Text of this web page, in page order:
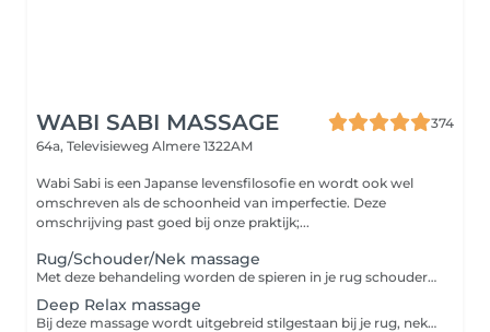
WABI SABI MASSAGE
374
64a, Televisieweg Almere 1322AM
Wabi Sabi is een Japanse levensfilosofie en wordt ook wel
omschreven als de schoonheid van imperfectie. Deze
omschrijving past goed bij onze praktijk;...
Rug/Schouder/Nek massage
Met deze behandeling worden de spieren in je rug schouder en nek goed losgemaakt en ga je weer licht en met nieuwe energie de deur uit. Geef ons vooral je wensen en behoeften aan. In 30min kunnen we heel veel voor je bekenenen!
Deep Relax massage
Bij deze massage wordt uitgebreid stilgestaan bij je rug, nek en schouders. Ook geven wij je een uitgebreide hoofd/gezichtsmasage. Je mag zelf kiezen of je liever je benen of je voeten erbij wil laten masseren. Zo maak je jouw massage behandeling op maat. Er wordt gezorgd voor het ultieme zen gevoel. Laat je in een grote handdoek inpakken en kies je favoriete 100% natuurlijke olie uit. Op de achtergrond hoor je zachte ontspannende muziek en verder helemaal niets: dit is jouw moment. Deze ontspanningsmassage is vaak een combinatie tussen spierknopen losmaken en ontspanning. Alles is op maat dus geef ons vooral je wensen en behoeften aan.